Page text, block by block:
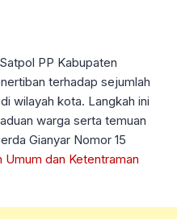
PP Kabupaten
terhadap sejumlah
wilayah kota. Langkah ini
warga serta temuan
Gianyar Nomor 15
Umum dan Ketentraman